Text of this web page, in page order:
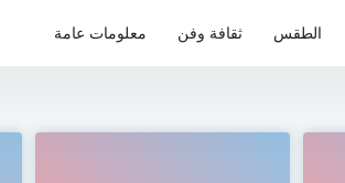
الطقس ثقافة وفن معلومات عامة